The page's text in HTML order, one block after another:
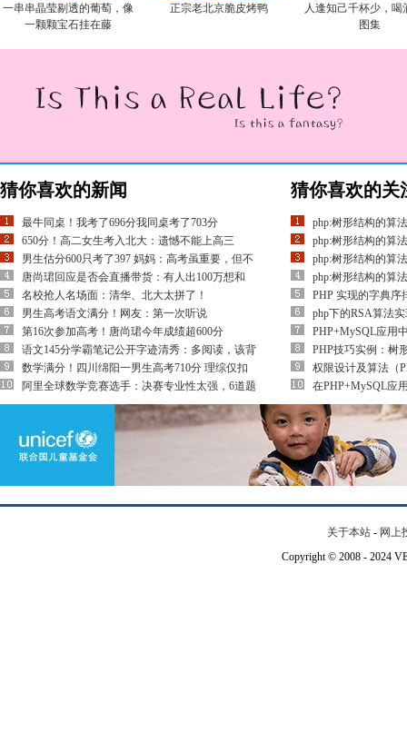
一串串晶莹剔透的葡萄，像
一颗颗宝石挂在藤
正宗老北京脆皮烤鸭
人逢知己千杯少，喝
图集
猜你喜欢的新闻
最牛同桌！我考了696分我同桌考了703分
650分！高二女生考入北大：遗憾不能上高三
男生估分600只考了397 妈妈：高考虽重要，但不
唐尚珺回应是否会直播带货：有人出100万想和
名校抢人名场面：清华、北大太拼了！
男生高考语文满分！网友：第一次听说
第16次参加高考！唐尚珺今年成绩超600分
语文145分学霸笔记公开字迹清秀：多阅读，该背
数学满分！四川绵阳一男生高考710分 理综仅扣
阿里全球数学竞赛选手：决赛专业性太强，6道题
猜你喜欢的关
php:树形结构的算
php:树形结构的算
php:树形结构的算
php:树形结构的算
PHP 实现的字典序
php下的RSA算法
PHP+MySQL应用
PHP技巧实例：树
权限设计及算法（
在PHP+MySQL应
关于本站 - 网上
Copyright © 2008 - 2024